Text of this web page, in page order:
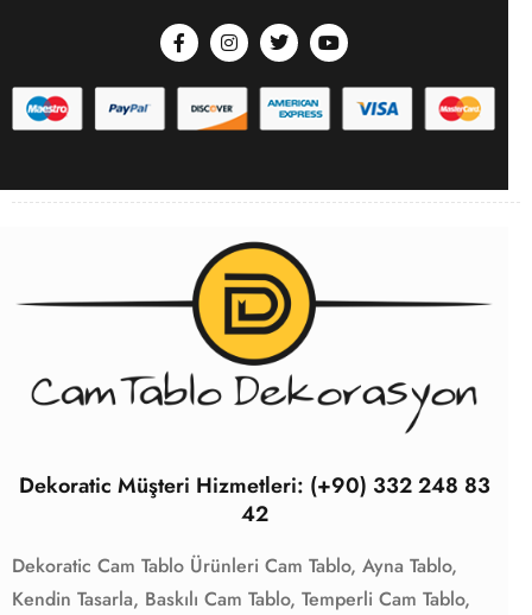
Dekoratic Müşteri Hizmetleri: (+90) 332 248 83
42
Dekoratic Cam Tablo Ürünleri Cam Tablo, Ayna Tablo,
Kendin Tasarla, Baskılı Cam Tablo, Temperli Cam Tablo,